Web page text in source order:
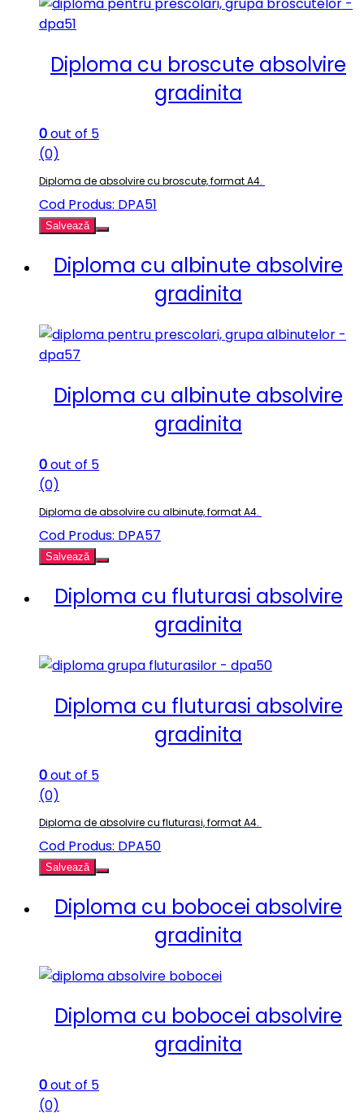
Diploma cu broscute absolvire
gradinita
0out of 5
(0)
Diploma de absolvire cu broscute, format A4.
Cod Produs: DPA51
Salvează
Diploma cu albinute absolvire
gradinita
Diploma cu albinute absolvire
gradinita
0out of 5
(0)
Diploma de absolvire cu albinute, format A4.
Cod Produs: DPA57
Salvează
Diploma cu fluturasi absolvire
gradinita
Diploma cu fluturasi absolvire
gradinita
0out of 5
(0)
Diploma de absolvire cu fluturasi, format A4.
Cod Produs: DPA50
Salvează
Diploma cu bobocei absolvire
gradinita
Diploma cu bobocei absolvire
gradinita
0out of 5
(0)